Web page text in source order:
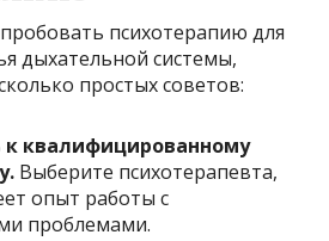
психотерапию для
дыхательной системы,
простых советов:
к квалифицированному
Выберите психотерапевта,
опыт работы с
проблемами.